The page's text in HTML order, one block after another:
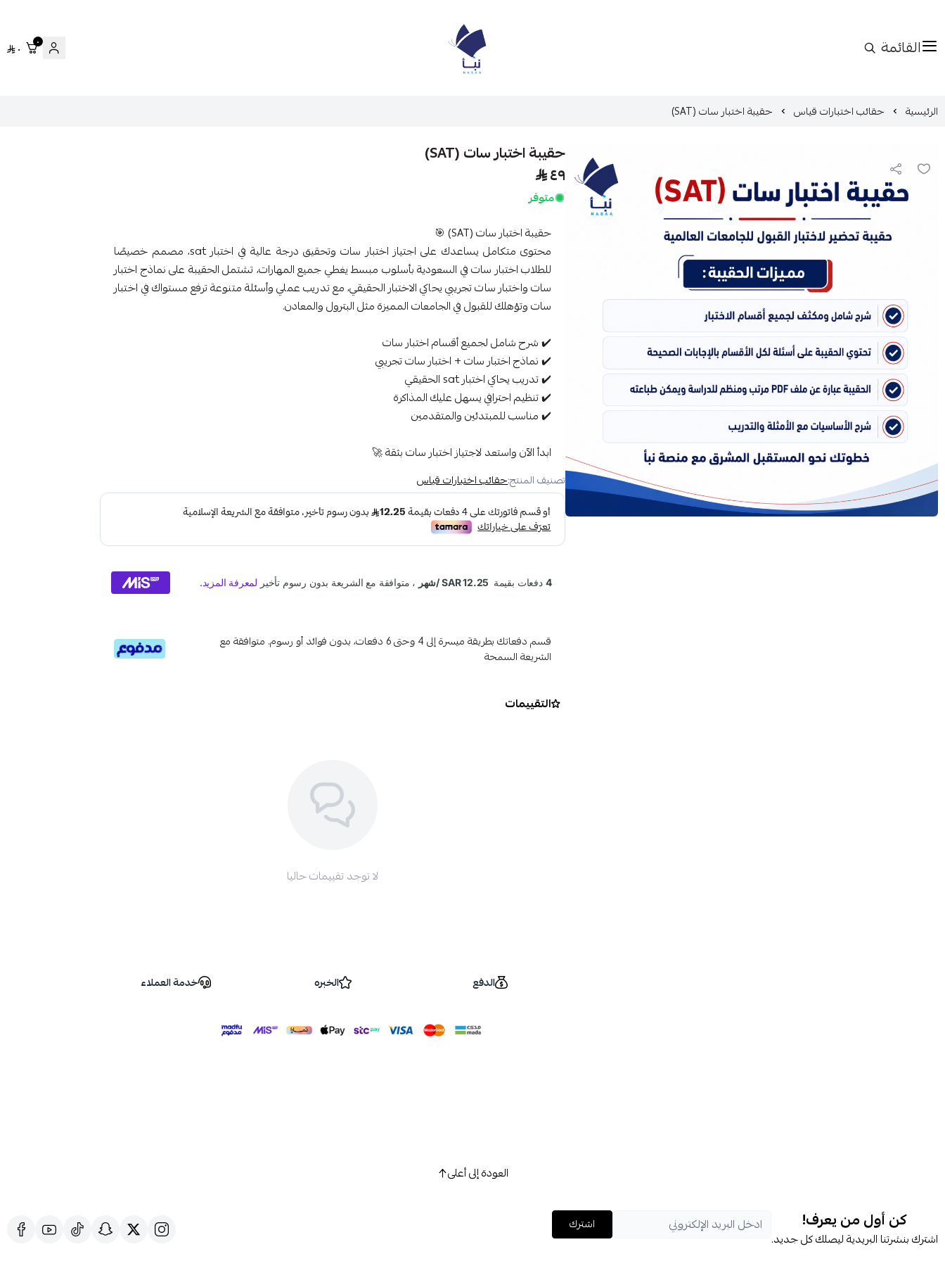
القائمة منصة نبأ
٠ ٠
الرئيسية حقائب اختبارات قياس حقيبة اختبار سات (SAT)
حقيبة اختبار سات (SAT)
٤٩
متوفر
حقيبة اختبار سات (SAT) 🎯
محتوى متكامل يساعدك على اجتياز اختبار سات وتحقيق درجة عالية في اختبار sat، مصمم خصيصًا
للطلاب اختبار سات في السعودية بأسلوب مبسط يغطي جميع المهارات، تشتمل الحقيبة على نماذج اختبار
سات واختبار سات تجريبي يحاكي الاختبار الحقيقي، مع تدريب عملي وأسئلة متنوعة ترفع مستواك في اختبار
سات وتؤهلك للقبول في الجامعات المميزة مثل البترول والمعادن.
✔️ شرح شامل لجميع أقسام اختبار سات
✔️ نماذج اختبار سات + اختبار سات تجريبي
✔️ تدريب يحاكي اختبار sat الحقيقي
✔️ تنظيم احترافي يسهل عليك المذاكرة
✔️ مناسب للمبتدئين والمتقدمين
ابدأ الآن واستعد لاجتياز اختبار سات بثقة 🚀
تصنيف المنتج:حقائب اختبارات قياس
قسم دفعاتك بطريقة ميسرة إلى 4 وحتى 6 دفعات، بدون فوائد أو رسوم. متوافقة مع
الشريعة السمحة
التقييمات
لا توجد تقييمات حاليا
الدفع الخبره خدمة العملاء
العودة إلى أعلى
كن أول من يعرف!
اشترك بنشرتنا البريدية ليصلك كل جديد.
اشترك